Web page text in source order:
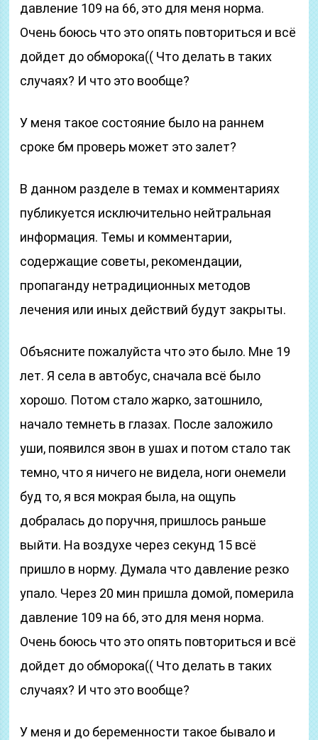
давление 109 на 66, это для меня норма.
Очень боюсь что это опять повториться и всё
дойдет до обморока(( Что делать в таких
случаях? И что это вообще?
У меня такое состояние было на раннем
сроке бм проверь может это залет?
В данном разделе в темах и комментариях
публикуется исключительно нейтральная
информация. Темы и комментарии,
содержащие советы, рекомендации,
пропаганду нетрадиционных методов
лечения или иных действий будут закрыты.
Объясните пожалуйста что это было. Мне 19
лет. Я села в автобус, сначала всё было
хорошо. Потом стало жарко, затошнило,
начало темнеть в глазах. После заложило
уши, появился звон в ушах и потом стало так
темно, что я ничего не видела, ноги онемели
буд то, я вся мокрая была, на ощупь
добралась до поручня, пришлось раньше
выйти. На воздухе через секунд 15 всё
пришло в норму. Думала что давление резко
упало. Через 20 мин пришла домой, померила
давление 109 на 66, это для меня норма.
Очень боюсь что это опять повториться и всё
дойдет до обморока(( Что делать в таких
случаях? И что это вообще?
У меня и до беременности такое бывало и